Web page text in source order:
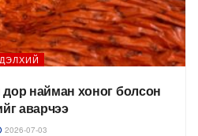
ДЭЛХИЙ
найман хоног болсон
аварчээ
2026-07-03